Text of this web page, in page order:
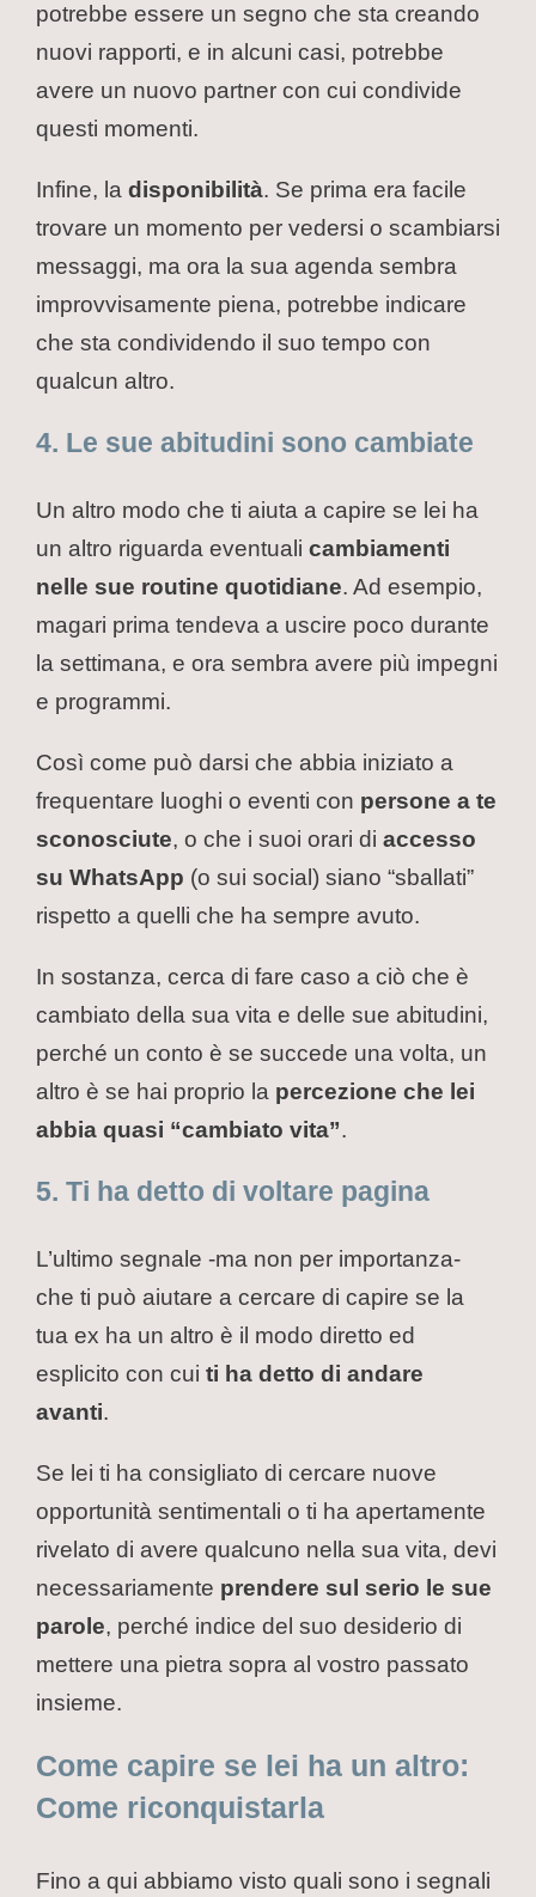
potrebbe essere un segno che sta creando
nuovi rapporti, e in alcuni casi, potrebbe
avere un nuovo partner con cui condivide
questi momenti.
Infine, la disponibilità. Se prima era facile
trovare un momento per vedersi o scambiarsi
messaggi, ma ora la sua agenda sembra
improvvisamente piena, potrebbe indicare
che sta condividendo il suo tempo con
qualcun altro.
4. Le sue abitudini sono cambiate
Un altro modo che ti aiuta a capire se lei ha
un altro riguarda eventuali cambiamenti
nelle sue routine quotidiane. Ad esempio,
magari prima tendeva a uscire poco durante
la settimana, e ora sembra avere più impegni
e programmi.
Così come può darsi che abbia iniziato a
frequentare luoghi o eventi con persone a te
sconosciute, o che i suoi orari di accesso
su WhatsApp (o sui social) siano “sballati”
rispetto a quelli che ha sempre avuto.
In sostanza, cerca di fare caso a ciò che è
cambiato della sua vita e delle sue abitudini,
perché un conto è se succede una volta, un
altro è se hai proprio la percezione che lei
abbia quasi “cambiato vita”.
5. Ti ha detto di voltare pagina
L’ultimo segnale -ma non per importanza-
che ti può aiutare a cercare di capire se la
tua ex ha un altro è il modo diretto ed
esplicito con cui ti ha detto di andare
avanti.
Se lei ti ha consigliato di cercare nuove
opportunità sentimentali o ti ha apertamente
rivelato di avere qualcuno nella sua vita, devi
necessariamente prendere sul serio le sue
parole, perché indice del suo desiderio di
mettere una pietra sopra al vostro passato
insieme.
Come capire se lei ha un altro:
Come riconquistarla
Fino a qui abbiamo visto quali sono i segnali